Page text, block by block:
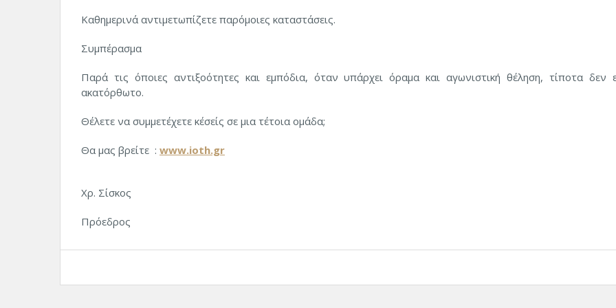
Καθημερινά αντιμετωπίζετε παρόμοιες καταστάσεις.
Συμπέρασμα
Παρά τις όποιες αντιξοότητες και εμπόδια, όταν υπάρχει όραμα και αγωνιστική θέληση, τίποτα δεν
ακατόρθωτο.
Θέλετε να συμμετέχετε κ΄εσείς σε μια τέτοια ομάδα;
Θα μας βρείτε : www.ioth.gr
Χρ. Σίσκος
Πρόεδρος